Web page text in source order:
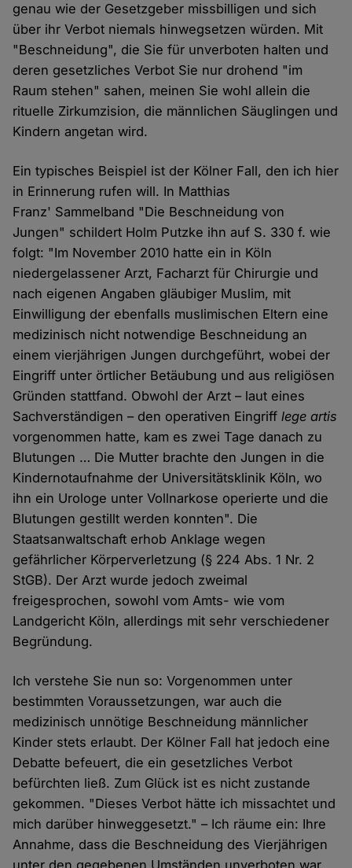
genau wie der Gesetzgeber missbilligen und sich
über ihr Verbot niemals hinwegsetzen würden. Mit
"Beschneidung", die Sie für unverboten halten und
deren gesetzliches Verbot Sie nur drohend "im
Raum stehen" sahen, meinen Sie wohl allein die
rituelle Zirkumzision, die männlichen Säuglingen und
Kindern angetan wird.
Ein typisches Beispiel ist der Kölner Fall, den ich hier
in Erinnerung rufen will. In Matthias
Franz' Sammelband "Die Beschneidung von
Jungen" schildert Holm Putzke ihn auf S. 330 f. wie
folgt: "Im November 2010 hatte ein in Köln
niedergelassener Arzt, Facharzt für Chirurgie und
nach eigenen Angaben gläubiger Muslim, mit
Einwilligung der ebenfalls muslimischen Eltern eine
medizinisch nicht notwendige Beschneidung an
einem vierjährigen Jungen durchgeführt, wobei der
Eingriff unter örtlicher Betäubung und aus religiösen
Gründen stattfand. Obwohl der Arzt – laut eines
Sachverständigen – den operativen Eingrifflege artis
vorgenommen hatte, kam es zwei Tage danach zu
Blutungen … Die Mutter brachte den Jungen in die
Kindernotaufnahme der Universitätsklinik Köln, wo
ihn ein Urologe unter Vollnarkose operierte und die
Blutungen gestillt werden konnten". Die
Staatsanwaltschaft erhob Anklage wegen
gefährlicher Körperverletzung (§ 224 Abs. 1 Nr. 2
StGB). Der Arzt wurde jedoch zweimal
freigesprochen, sowohl vom Amts- wie vom
Landgericht Köln, allerdings mit sehr verschiedener
Begründung.
Ich verstehe Sie nun so: Vorgenommen unter
bestimmten Voraussetzungen, war auch die
medizinisch unnötige Beschneidung männlicher
Kinder stets erlaubt. Der Kölner Fall hat jedoch eine
Debatte befeuert, die ein gesetzliches Verbot
befürchten ließ. Zum Glück ist es nicht zustande
gekommen. "Dieses Verbot hätte ich missachtet und
mich darüber hinweggesetzt." – Ich räume ein: Ihre
Annahme, dass die Beschneidung des Vierjährigen